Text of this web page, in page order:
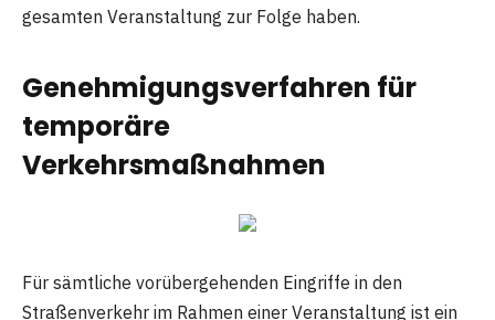
gesamten Veranstaltung zur Folge haben.
Genehmigungsverfahren für
temporäre
Verkehrsmaßnahmen
Für sämtliche vorübergehenden Eingriffe in den
Straßenverkehr im Rahmen einer Veranstaltung ist ein